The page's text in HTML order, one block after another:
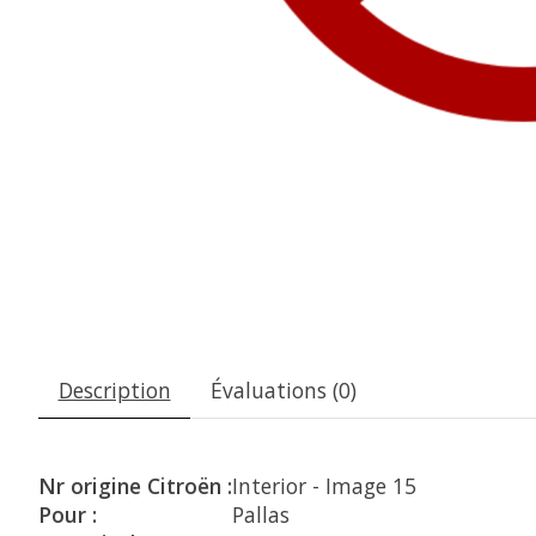
Description Évaluations (0)
Nr origine Citroën :Interior - Image 15
Pour :
Pallas